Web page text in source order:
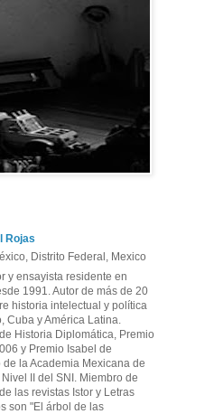
Rojas
Distrito Federal, Mexico
y ensayista residente en
1991. Autor de más de 20
historia intelectual y política
Cuba y América Latina.
Historia Diplomática, Premio
y Premio Isabel de
la Academia Mexicana de
II del SNI. Miembro de
las revistas Istor y Letras
son "El árbol de las